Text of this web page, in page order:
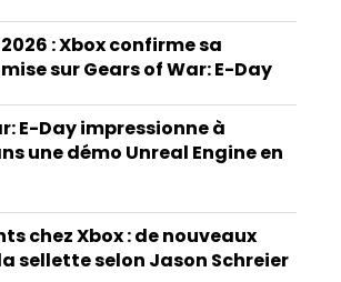
: Xbox confirme sa
sur Gears of War: E-Day
E-Day impressionne à
une démo Unreal Engine en
chez Xbox : de nouveaux
sellette selon Jason Schreier